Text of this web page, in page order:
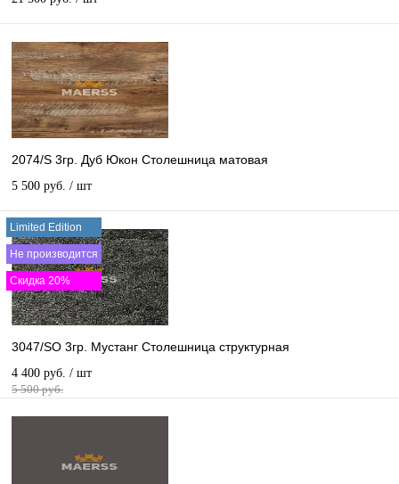
2074/S 3гр. Дуб Юкон Столешница матовая
5 500 руб. / шт
Limited Edition
Не производится
Скидка 20%
3047/SO 3гр. Мустанг Столешница структурная
4 400 руб. / шт
5 500 руб.